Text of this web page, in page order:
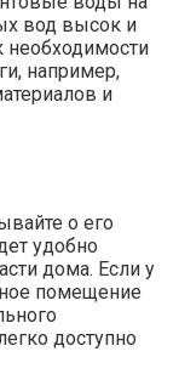
вод высок и
необходимости
например,
и
о его
удобно
дома. Если у
помещение
доступно